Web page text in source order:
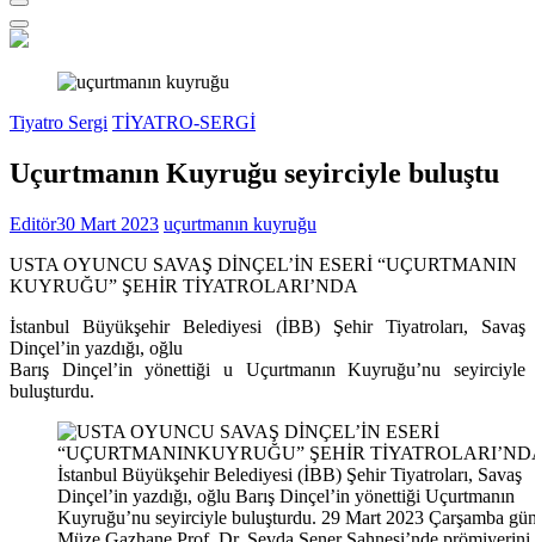
Tiyatro Sergi TİYATRO-SERGİ
Uçurtmanın Kuyruğu seyirciyle buluştu
Editör30 Mart 2023 uçurtmanın kuyruğu
USTA OYUNCU SAVAŞ DİNÇEL’İN ESERİ “UÇURTMANIN
KUYRUĞU” ŞEHİR TİYATROLARI’NDA
İstanbul Büyükşehir Belediyesi (İBB) Şehir Tiyatroları, Savaş
Dinçel’in yazdığı, oğlu
Barış Dinçel’in yönettiği u Uçurtmanın Kuyruğu’nu seyirciyle
buluşturdu.